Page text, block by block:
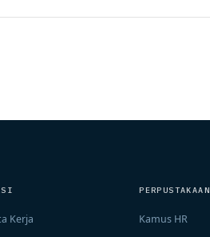
Kerja
PERPUSTAKAAN
Kamus HR